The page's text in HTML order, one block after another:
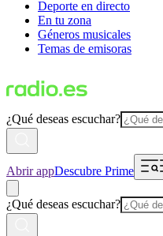
Deporte en directo
En tu zona
Géneros musicales
Temas de emisoras
¿Qué deseas escuchar?
Abrir appDescubre Prime
¿Qué deseas escuchar?